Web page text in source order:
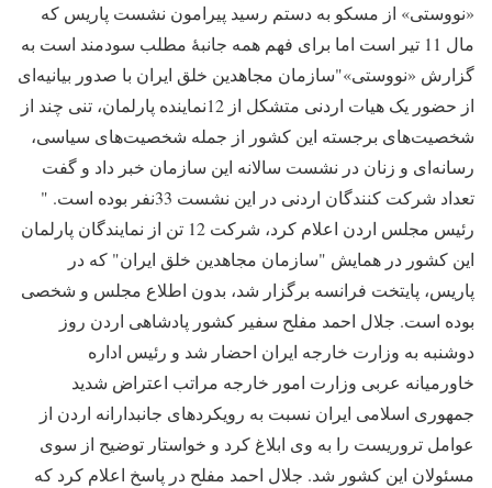
«نووستی» از مسکو به دستم رسید پیرامون نشست پاریس که
مال 11 تیر است اما برای فهم همه جانبۀ مطلب سودمند است
به
گزارش «نووستی»"سازمان مجاهدین خلق ایران با صدور بیانیه‌ای
از حضور یک هیات اردنی متشکل از 12نماینده پارلمان، تنی چند از
شخصیت‌های برجسته این کشور از جمله شخصیت‌های سیاسی،
رسانه‌ای و زنان در نشست سالانه این سازمان خبر داد و گفت
تعداد شرکت کنندگان اردنی در این نشست 33نفر بوده است
.
"
رئیس مجلس اردن اعلام کرد، شرکت 12 تن از نمایندگان پارلمان
این کشور در همایش "سازمان مجاهدین خلق ایران" که در
پاریس، پایتخت فرانسه برگزار شد، بدون اطلاع مجلس و شخصی
بوده است. جلال احمد مفلح سفیر کشور پادشاهی اردن روز
دوشنبه به وزارت خارجه ایران احضار شد و رئیس اداره
خاورمیانه عربی وزارت امور خارجه مراتب اعتراض شدید
جمهوری اسلامی ایران نسبت به رویکردهای جانبدارانه اردن از
عوامل تروریست را به وی ابلاغ کرد و خواستار توضیح از سوی
مسئولان این کشور شد. جلال احمد مفلح در پاسخ اعلام کرد که